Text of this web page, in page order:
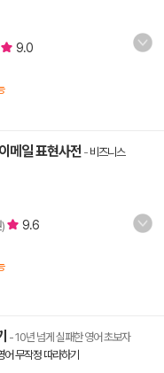
9.0
메일 표현사전 - 비즈니스
9.6
- 10년 넘게 실패한 영어 초보자
어 무작정 따라하기